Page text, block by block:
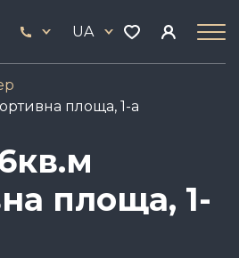
17
UA
площа, 1-а
площа, 1-